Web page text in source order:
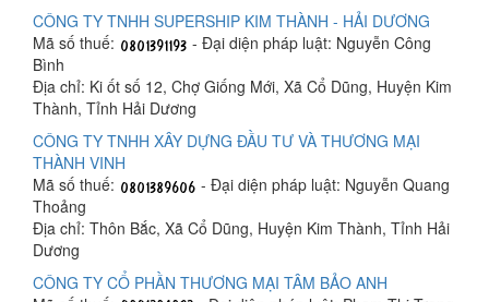
CÔNG TY TNHH SUPERSHIP KIM THÀNH - HẢI DƯƠNG
Mã số thuế:
- Đại diện pháp luật: Nguyễn Công
Bình
Địa chỉ: Ki ốt số 12, Chợ Giống Mới, Xã Cổ Dũng, Huyện Kim
Thành, Tỉnh Hải Dương
CÔNG TY TNHH XÂY DỰNG ĐẦU TƯ VÀ THƯƠNG MẠI
THÀNH VINH
Mã số thuế:
- Đại diện pháp luật: Nguyễn Quang
Thoảng
Địa chỉ: Thôn Bắc, Xã Cổ Dũng, Huyện Kim Thành, Tỉnh Hải
Dương
CÔNG TY CỔ PHẦN THƯƠNG MẠI TÂM BẢO ANH